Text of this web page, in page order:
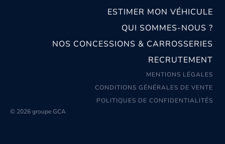
ESTIMER MON VÉHICULE
QUI SOMMES-NOUS ?
NOS CONCESSIONS & CARROSSERIES
RECRUTEMENT
MENTIONS LÉGALES
CONDITIONS GÉNÉRALES DE VENTE
POLITIQUES DE CONFIDENTIALITÉS
© 2026 groupe GCA